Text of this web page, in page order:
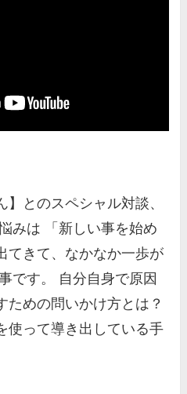
とのスペシャル対談、
みは 「新しい事を始め
てきて、なかなか一歩が
です。 自分自身で原因
ための問いかけ方とは？
使って導き出している手